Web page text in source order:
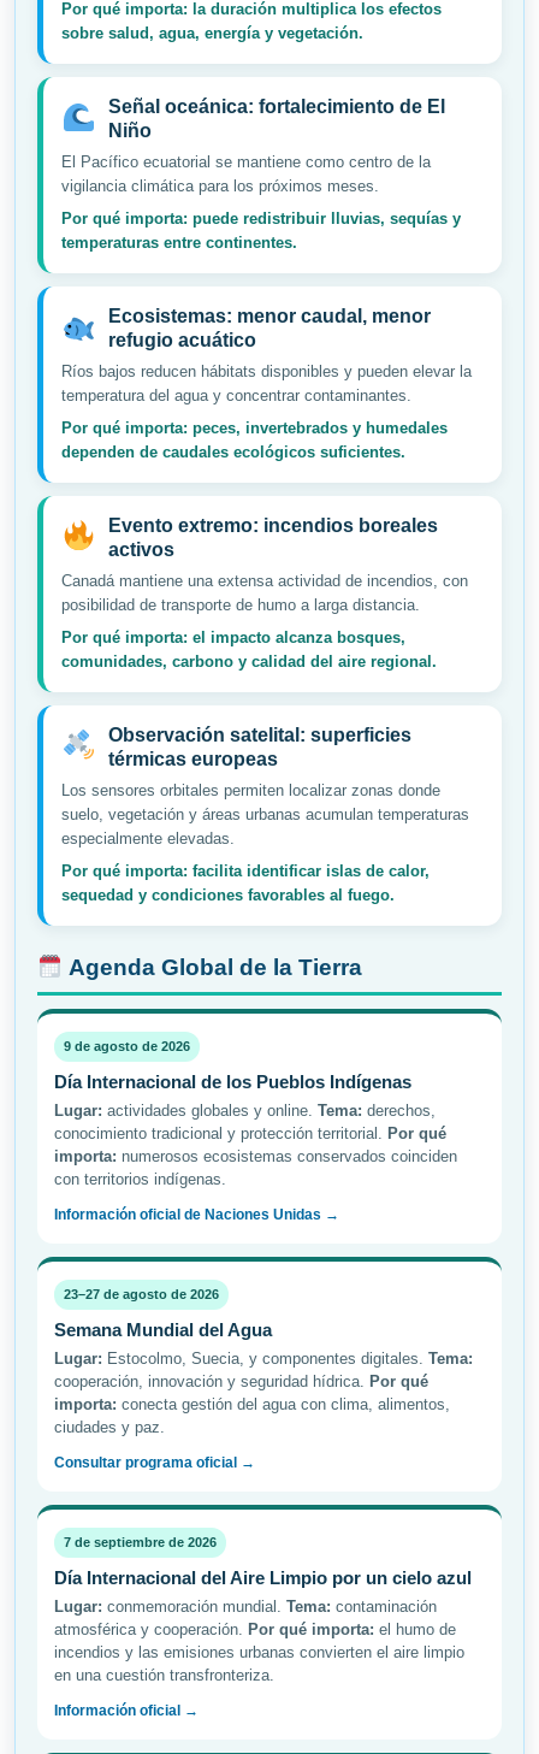
Por qué importa: la duración multiplica los efectos
sobre salud, agua, energía y vegetación.
Señal oceánica: fortalecimiento de El
Niño
El Pacífico ecuatorial se mantiene como centro de la
vigilancia climática para los próximos meses.
Por qué importa: puede redistribuir lluvias, sequías y
temperaturas entre continentes.
Ecosistemas: menor caudal, menor
refugio acuático
Ríos bajos reducen hábitats disponibles y pueden elevar la
temperatura del agua y concentrar contaminantes.
Por qué importa: peces, invertebrados y humedales
dependen de caudales ecológicos suficientes.
Evento extremo: incendios boreales
activos
Canadá mantiene una extensa actividad de incendios, con
posibilidad de transporte de humo a larga distancia.
Por qué importa: el impacto alcanza bosques,
comunidades, carbono y calidad del aire regional.
Observación satelital: superficies
térmicas europeas
Los sensores orbitales permiten localizar zonas donde
suelo, vegetación y áreas urbanas acumulan temperaturas
especialmente elevadas.
Por qué importa: facilita identificar islas de calor,
sequedad y condiciones favorables al fuego.
Agenda Global de la Tierra
9 de agosto de 2026
Día Internacional de los Pueblos Indígenas
Lugar: actividades globales y online. Tema: derechos,
conocimiento tradicional y protección territorial. Por qué
importa: numerosos ecosistemas conservados coinciden
con territorios indígenas.
Información oficial de Naciones Unidas →
23–27 de agosto de 2026
Semana Mundial del Agua
Lugar: Estocolmo, Suecia, y componentes digitales. Tema:
cooperación, innovación y seguridad hídrica. Por qué
importa: conecta gestión del agua con clima, alimentos,
ciudades y paz.
Consultar programa oficial →
7 de septiembre de 2026
Día Internacional del Aire Limpio por un cielo azul
Lugar: conmemoración mundial. Tema: contaminación
atmosférica y cooperación. Por qué importa: el humo de
incendios y las emisiones urbanas convierten el aire limpio
en una cuestión transfronteriza.
Información oficial →